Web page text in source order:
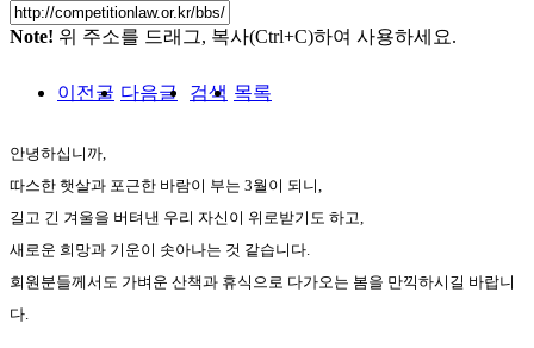
Note! 위 주소를 드래그, 복사(Ctrl+C)하여 사용하세요.
이전글 다음글 검색 목록
안녕하십니까,
따스한 햇살과 포근한 바람이 부는 3월이 되니,
길고 긴 겨울을 버텨낸 우리 자신이 위로받기도 하고,
새로운 희망과 기운이 솟아나는 것 같습니다.
회원분들께서도 가벼운 산책과 휴식으로 다가오는 봄을 만끽하시길 바랍니
다.